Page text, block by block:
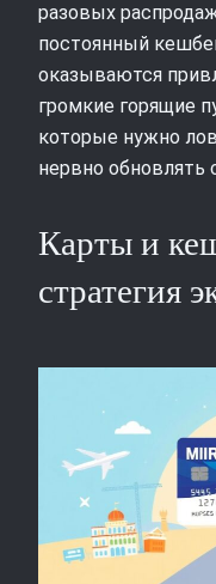
разовых
постоянный
оказываются
громкие горящие
которые нужно
нервно обновлять
Карты и
стратегия